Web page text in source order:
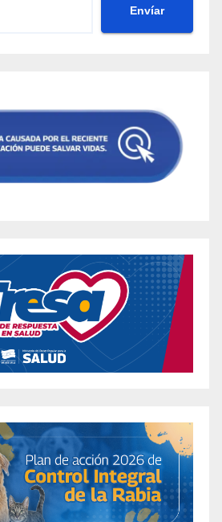
Envíar